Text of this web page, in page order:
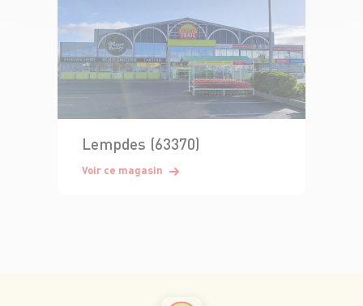
Lempdes (63370)
Voir ce magasin